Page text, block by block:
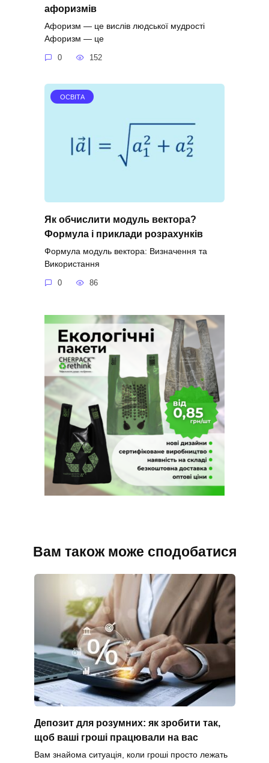
афоризмів
Афоризм — це вислів людської мудрості
Афоризм — це
0 152
ОСВІТА
Як обчислити модуль вектора?
Формула і приклади розрахунків
Формула модуль вектора: Визначення та
Використання
0 86
Вам також може сподобатися
Депозит для розумних: як зробити так,
щоб ваші гроші працювали на вас
Вам знайома ситуація, коли гроші просто лежать